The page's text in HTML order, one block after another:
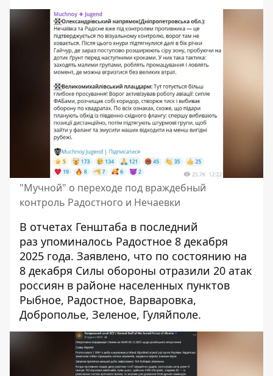
"Мучной" о переходе под враждебный
контроль Радостного и Нечаевки
В отчетах Генштаба в последний
раз упоминалось Радостное 8 декабря
2025 года. Заявлено, что по состоянию на
8 декабря Силы обороны отразили 20 атак
россиян в районе населенных пунктов
Рыбное, Радостное, Варваровка,
Доброполье, Зеленое, Гуляйполе.